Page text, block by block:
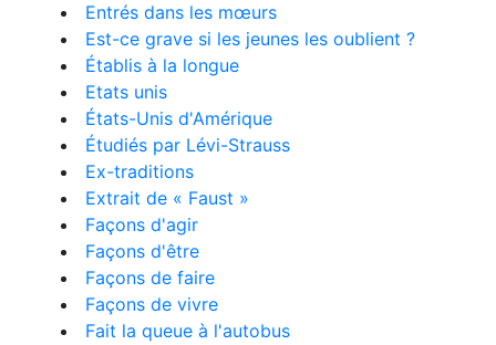
Entrés dans les mœurs
Est-ce grave si les jeunes les oublient ?
Établis à la longue
Etats unis
États-Unis d'Amérique
Étudiés par Lévi-Strauss
Ex-traditions
Extrait de « Faust »
Façons d'agir
Façons d'être
Façons de faire
Façons de vivre
Fait la queue à l'autobus